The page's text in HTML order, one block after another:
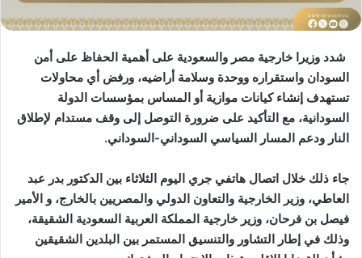
شدد وزيرا خارجية مصر والسعودية على أهمية الحفاظ على أمن
السودان واستقراره ووحدة وسلامة أراضيه، ورفض أي محاولات
تستهدف إنشاء كيانات موازية أو المساس بمؤسسات الدولة
السودانية، مع التأكيد على ضرورة التوصل إلى وقف مستدام لإطلاق
النار ودعم المسار السياسي السوداني-السوداني.
جاء ذلك خلال اتصال هاتفي جري اليوم الثلاثاء بين الدكتور بدر عبد
العاطي، وزير الخارجية والتعاون الدولي والمصريين بالخارج، و الأمير
فيصل بن فرحان، وزير خارجية المملكة العربية السعودية الشقيقة،
وذلك في إطار التشاور والتنسيق المستمر بين البلدين الشقيقين